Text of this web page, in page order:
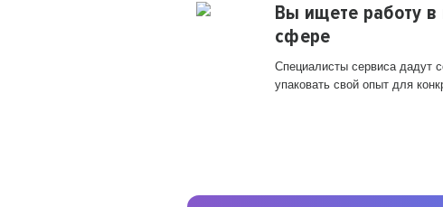
Вы ищете работу в
сфере
Специалисты сервиса дадут
упаковать свой опыт для